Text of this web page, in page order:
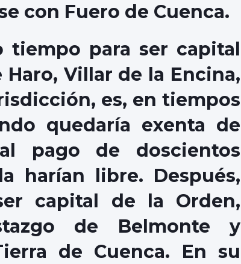
con Fuero de Cuenca.
tiempo para ser capital
Villar de la Encina,
es, en tiempos
quedaría exenta de
pago de doscientos
harían libre. Después,
capital de la Orden,
de Belmonte y
de Cuenca. En su